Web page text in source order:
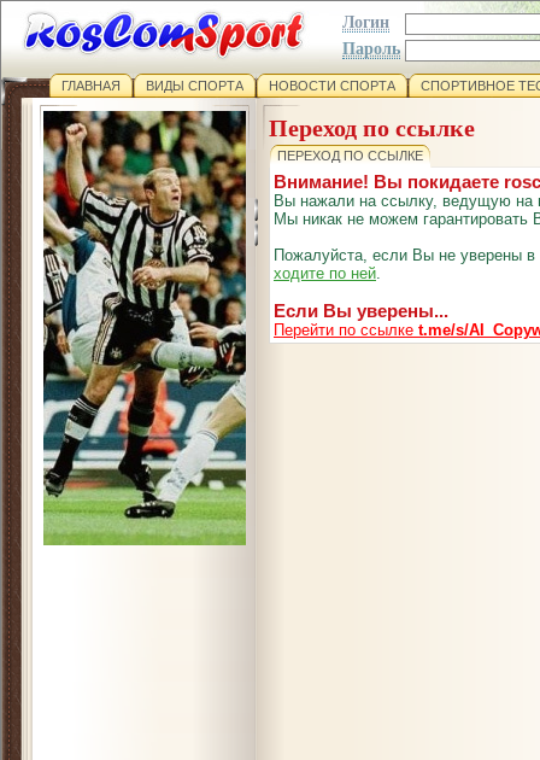
Логин
Пароль
ГЛАВНАЯ ВИДЫ СПОРТА НОВОСТИ СПОРТА СПОРТИВНОЕ
Переход по ссылке
ПЕРЕХОД ПО ССЫЛКЕ
Внимание! Вы покидаете
Вы нажали на ссылку, ведущую на
Мы никак не можем гарантировать
Пожалуйста, если Вы не уверены
ходите по ней.
Если Вы уверены...
Перейти по ссылке t.me/s/